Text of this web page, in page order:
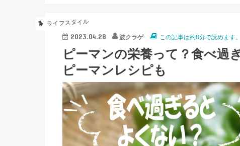
ライフスタイル
2023.04.28 波クラゲ この記事は約8分で読めます。
ピーマンの栄養って？食べ過
ピーマンレシピも